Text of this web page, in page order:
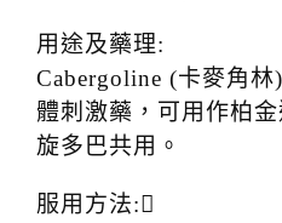
用途及藥理:
Cabergoline (卡麥角
體刺激藥，可用作柏
旋多巴共用。
服用方法: